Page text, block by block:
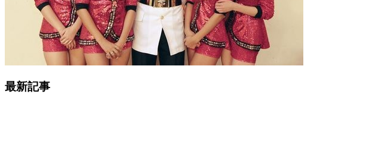
最新記事